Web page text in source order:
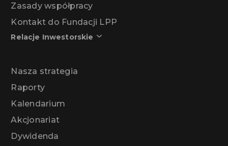
Zasady współpracy
Kontakt do Fundacji LPP
Relacje Inwestorskie
Nasza strategia
Raporty
Kalendarium
Akcjonariat
Dywidenda